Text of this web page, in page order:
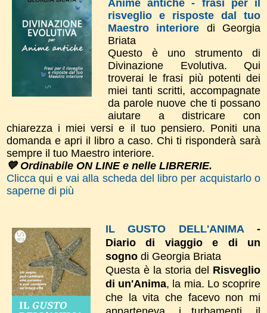
Anime antiche - frasi per il
risveglio e risposte dal tuo
Maestro interiore di Georgia
Briata
Questo è uno strumento di
Divinazione Evolutiva. Qui
troverai le frasi più potenti dei
miei tanti scritti, accompagnate
da parole nuove che ti possano
aiutare a districare con
chiarezza i miei versi e il tuo pensiero. Poniti una
domanda e apri il libro a caso. Chi ti risponderà sarà
sempre il tuo Maestro interiore.
💙 Ordinabile ON LINE e nelle LIBRERIE.
Clicca qui e vai alla scheda del libro per acquistarlo o
saperne di più
IL GUSTO DELL'ANIMA-
Diario di viaggio e di un
sognodi Georgia Briata
Questa è la storia del Risveglio
di un'Anima, la mia. Lo scoprire
che la vita che facevo non mi